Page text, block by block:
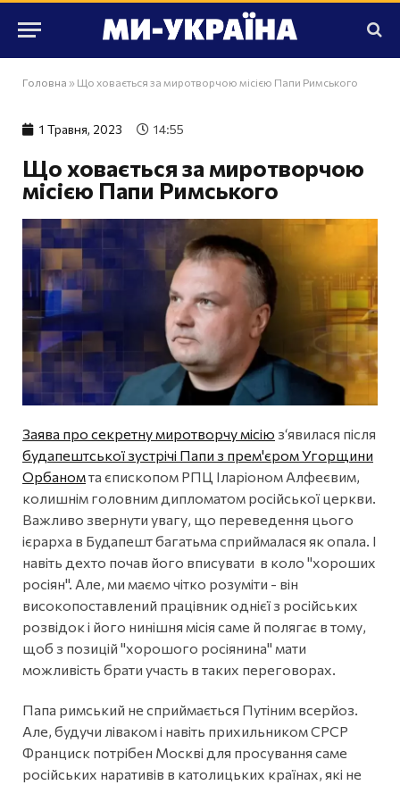
Головна » Що ховається за миротворчою місією Папи Римського
1 Травня, 2023 14:55
Що ховається за миротворчою
місією Папи Римського
Заява про секретну миротворчу місію з‘явилася після
будапештської зустрічі Папи з прем'єром Угорщини
Орбаномта єпископом РПЦ Іларіоном Алфеєвим,
колишнім головним дипломатом російської церкви.
Важливо звернути увагу, що переведення цього
ієрарха в Будапешт багатьма сприймалася як опала. І
навіть дехто почав його вписувати в коло "хороших
росіян". Але, ми маємо чітко розуміти - він
високопоставлений працівник однієї з російських
розвідок і його нинішня місія саме й полягає в тому,
щоб з позицій "хорошого росіянина" мати
можливість брати участь в таких переговорах.
Папа римський не сприймається Путіним всерйоз.
Але, будучи ліваком і навіть прихильником СРСР
Франциск потрібен Москві для просування саме
російських наративів в католицьких країнах, які не